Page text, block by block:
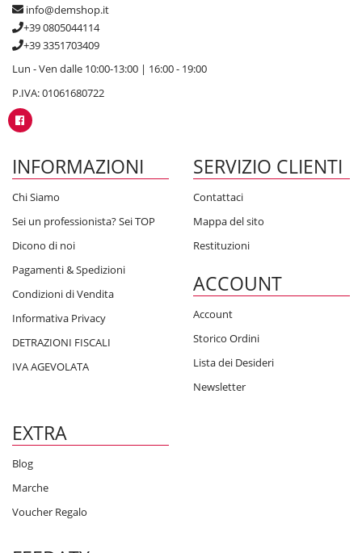
info@demshop.it
+39 0805044114
+39 3351703409
Lun - Ven dalle 10:00-13:00 | 16:00 - 19:00
P.IVA: 01061680722
INFORMAZIONI
Chi Siamo
Sei un professionista? Sei TOP
Dicono di noi
Pagamenti & Spedizioni
Condizioni di Vendita
Informativa Privacy
DETRAZIONI FISCALI
IVA AGEVOLATA
SERVIZIO CLIENTI
Contattaci
Mappa del sito
Restituzioni
ACCOUNT
Account
Storico Ordini
Lista dei Desideri
Newsletter
EXTRA
Blog
Marche
Voucher Regalo